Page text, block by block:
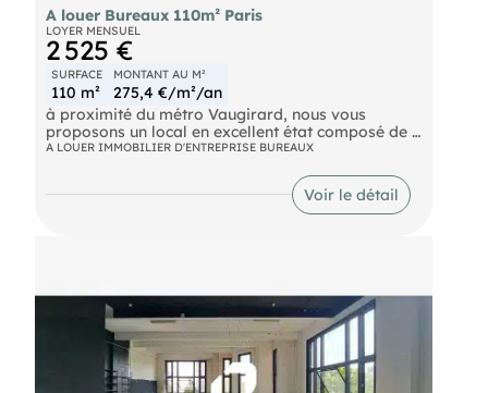
A louer Bureaux 110m² Paris
LOYER MENSUEL
2 525 €
SURFACE
110 m²
MONTANT AU M²
275,4 €/m²/an
à proximité du métro Vaugirard, nous vous
proposons un local en excellent état composé de 4
bureaux et 1 salle de réunion. Ce lot de 110 m² est
m² en sous sol, pondérée à 50%. Parkings : 1
emplacement double inclus dans le loyer. Accès
A LOUER IMMOBILIER D'ENTREPRISE BUREAUX
Voir le détail